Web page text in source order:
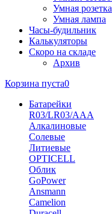
Умная розетка
Умная лампа
Часы-будильник
Калькуляторы
Скоро на складе
Архив
Корзина пуста0
Батарейки
R03/LR03/AAA
Алкалиновые
Солевые
Литиевые
OPTICELL
Облик
GoPower
Ansmann
Camelion